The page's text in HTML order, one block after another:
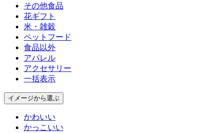
その他食品
花ギフト
米・雑穀
ペットフード
食品以外
アパレル
アクセサリー
一括表示
イメージから選ぶ
かわいい
かっこいい